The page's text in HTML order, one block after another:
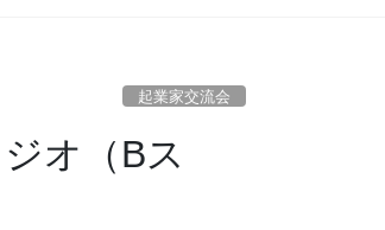
起業家交流会
オ（Bス